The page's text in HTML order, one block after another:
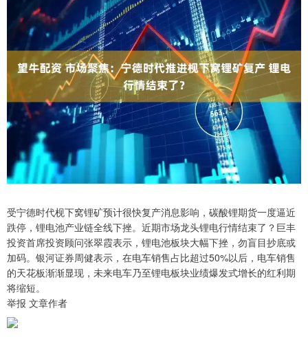
受宁德时代枧下窝锂矿预计很快复产消息影响，碳酸锂期货一度逼近
跌停，锂电池产业链全线下挫。近期市场龙头锂电行情结束了？巨丰
投资首席投资顾问张翠霞表示，锂电池板块大幅下挫，勿盲目抄底或
加码。银河证券周健表示，在电车销售占比超过50%以后，电车销售
的天花板渐渐显现，未来电车乃至锂电板块业绩爆发式增长的红利期
将缩短。
举报 文章作者